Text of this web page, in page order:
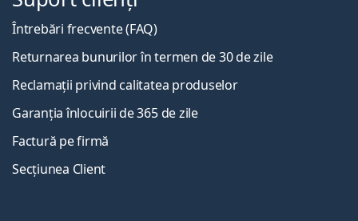
Întrebări frecvente (FAQ)
Returnarea bunurilor în termen de 30 de zile
Reclamații privind calitatea produselor
Garanția înlocuirii de 365 de zile
Factură pe firmă
Secțiunea Client